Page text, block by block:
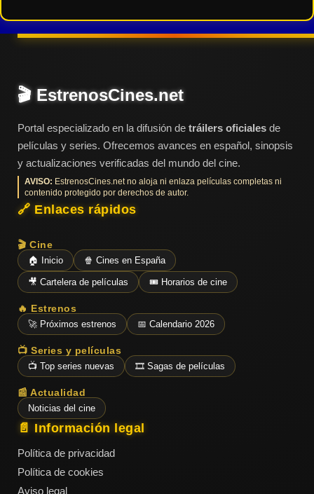
🎬 EstrenosCines.net
Portal especializado en la difusión de tráilers oficiales de
películas y series. Ofrecemos avances en español, sinopsis
y actualizaciones verificadas del mundo del cine.
AVISO: EstrenosCines.net no aloja ni enlaza películas completas ni
contenido protegido por derechos de autor.
🔗 Enlaces rápidos
🎬 Cine
🏠 Inicio 🍿 Cines en España
🎥 Cartelera de películas 🎟️ Horarios de cine
🔥 Estrenos
🚀 Próximos estrenos 📅 Calendario 2026
📺 Series y películas
📺 Top series nuevas 🎞️ Sagas de películas
📰 Actualidad
Noticias del cine
📄 Información legal
Política de privacidad
Política de cookies
Aviso legal